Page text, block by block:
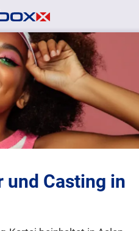
und Casting in